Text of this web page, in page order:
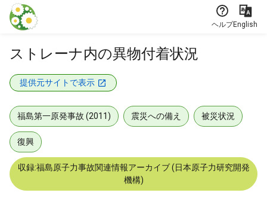
本文に飛ぶ
ヘルプEnglish
ストレーナ内の異物付着状況
提供元サイトで表示
福島第一原発事故 (2011) 震災への備え 被災状況
復興
収録:福島原子力事故関連情報アーカイブ (日本原子力研究開発
機構)